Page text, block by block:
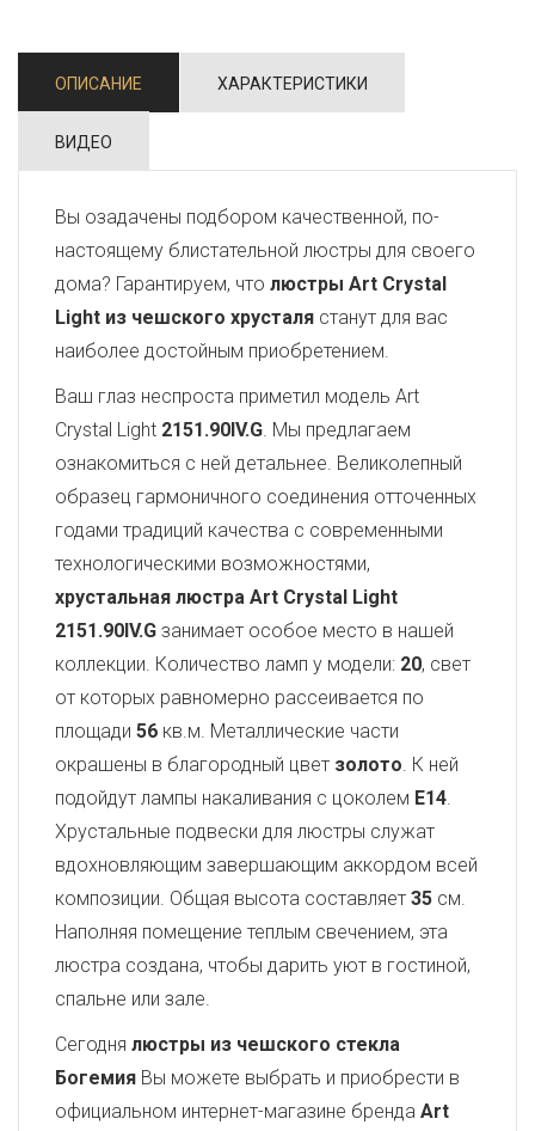
ОПИСАНИЕ ХАРАКТЕРИСТИКИ
ВИДЕО
Вы озадачены подбором качественной, по-
настоящему блистательной люстры для своего
дома? Гарантируем, что люстры Art Crystal
Light из чешского хрусталя станут для вас
наиболее достойным приобретением.
Ваш глаз неспроста приметил модель Art
Crystal Light 2151.90IV.G. Мы предлагаем
ознакомиться с ней детальнее. Великолепный
образец гармоничного соединения отточенных
годами традиций качества с современными
технологическими возможностями,
хрустальная люстра Art Crystal Light
2151.90IV.G занимает особое место в нашей
коллекции. Количество ламп у модели: 20, свет
от которых равномерно рассеивается по
площади 56 кв.м. Металлические части
окрашены в благородный цвет золото. К ней
подойдут лампы накаливания с цоколем E14.
Хрустальные подвески для люстры служат
вдохновляющим завершающим аккордом всей
композиции. Общая высота составляет 35 см.
Наполняя помещение теплым свечением, эта
люстра создана, чтобы дарить уют в гостиной,
спальне или зале.
Сегодня люстры из чешского стекла
Богемия Вы можете выбрать и приобрести в
официальном интернет-магазине бренда Art